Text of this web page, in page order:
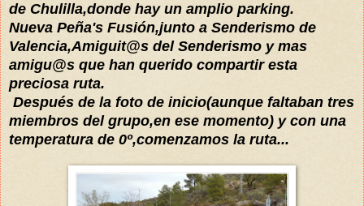
de Chulilla,donde hay un amplio parking.
Nueva Peña's Fusión,junto a Senderismo de
Valencia,Amiguit@s del Senderismo y mas
amigu@s que han querido compartir esta
preciosa ruta.
Después de la foto de inicio(aunque faltaban tres
miembros del grupo,en ese momento) y con una
temperatura de 0º,comenzamos la ruta...